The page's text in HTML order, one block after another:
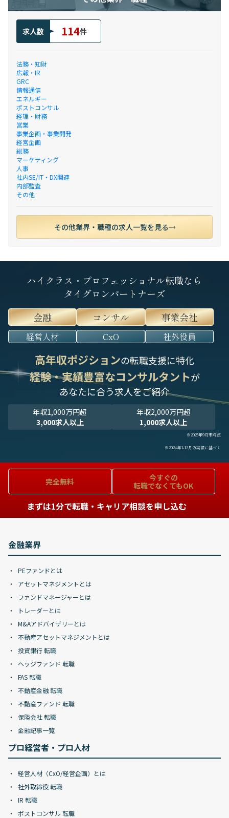
求人数 114件
法務・知財
広報・IR
GRC
情報通信
エネルギー
ポストコンサル
経理・財務
営業
事業企画・事業開発
経営企画
総務
マーケティング
人事
社内SE/IT・DX関連
内部監査
その他
その他業界・職種の求人一覧を見る
ハイクラス・プロフェッショナル転職なら
タイグロンパートナーズ
金融
コンサル 事業会社
経営人材 CxO 社外役員
高年収ポジションの転職支援に特化
経験・実績豊富なコンサルタントが
あなたに合う求人をご紹介
年収1,000万円超
3,000求人以上
年収2,000万円超
1,000求人以上
※2025年9月末時点
※2024年1-12月の実績に基づく
完全無料
今すぐの
転職でなくてもOK
まずは1分で転職・キャリア相談を申し込む
金融業界
PEファンドとは
アセットマネジメントとは
ファンドマネージャーとは
トレーダーとは
M&Aアドバイザリーとは
不動産アセットマネジメントとは
投資銀行 転職
ヘッジファンド 転職
FAS 転職
不動産金融 転職
不動産ファンド 転職
保険会社 転職
金融記事一覧
プロ経営者・プロ人材
経営人材（CxO/経営企画）とは
社外取締役 転職
IR 転職
ポストコンサル 転職